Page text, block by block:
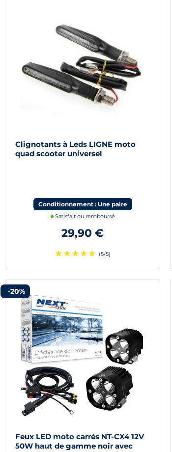
Clignotants à Leds LIGNE moto
quad scooter universel
Conditionnement : Une paire
Satisfait ou remboursé
29,90 €
★ ★ ★ ★ ★ (5/5)
-20%
Feux LED moto carrés NT-CX4 12V
50W haut de gamme noir avec